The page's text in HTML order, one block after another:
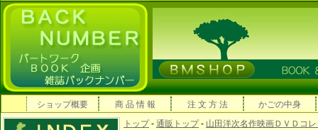
ショップ概要 商 品 情 報 注 文 方 法 かごの中身
トップ- 通販トップ- 山田洋次名作映画ＤＶＤコ